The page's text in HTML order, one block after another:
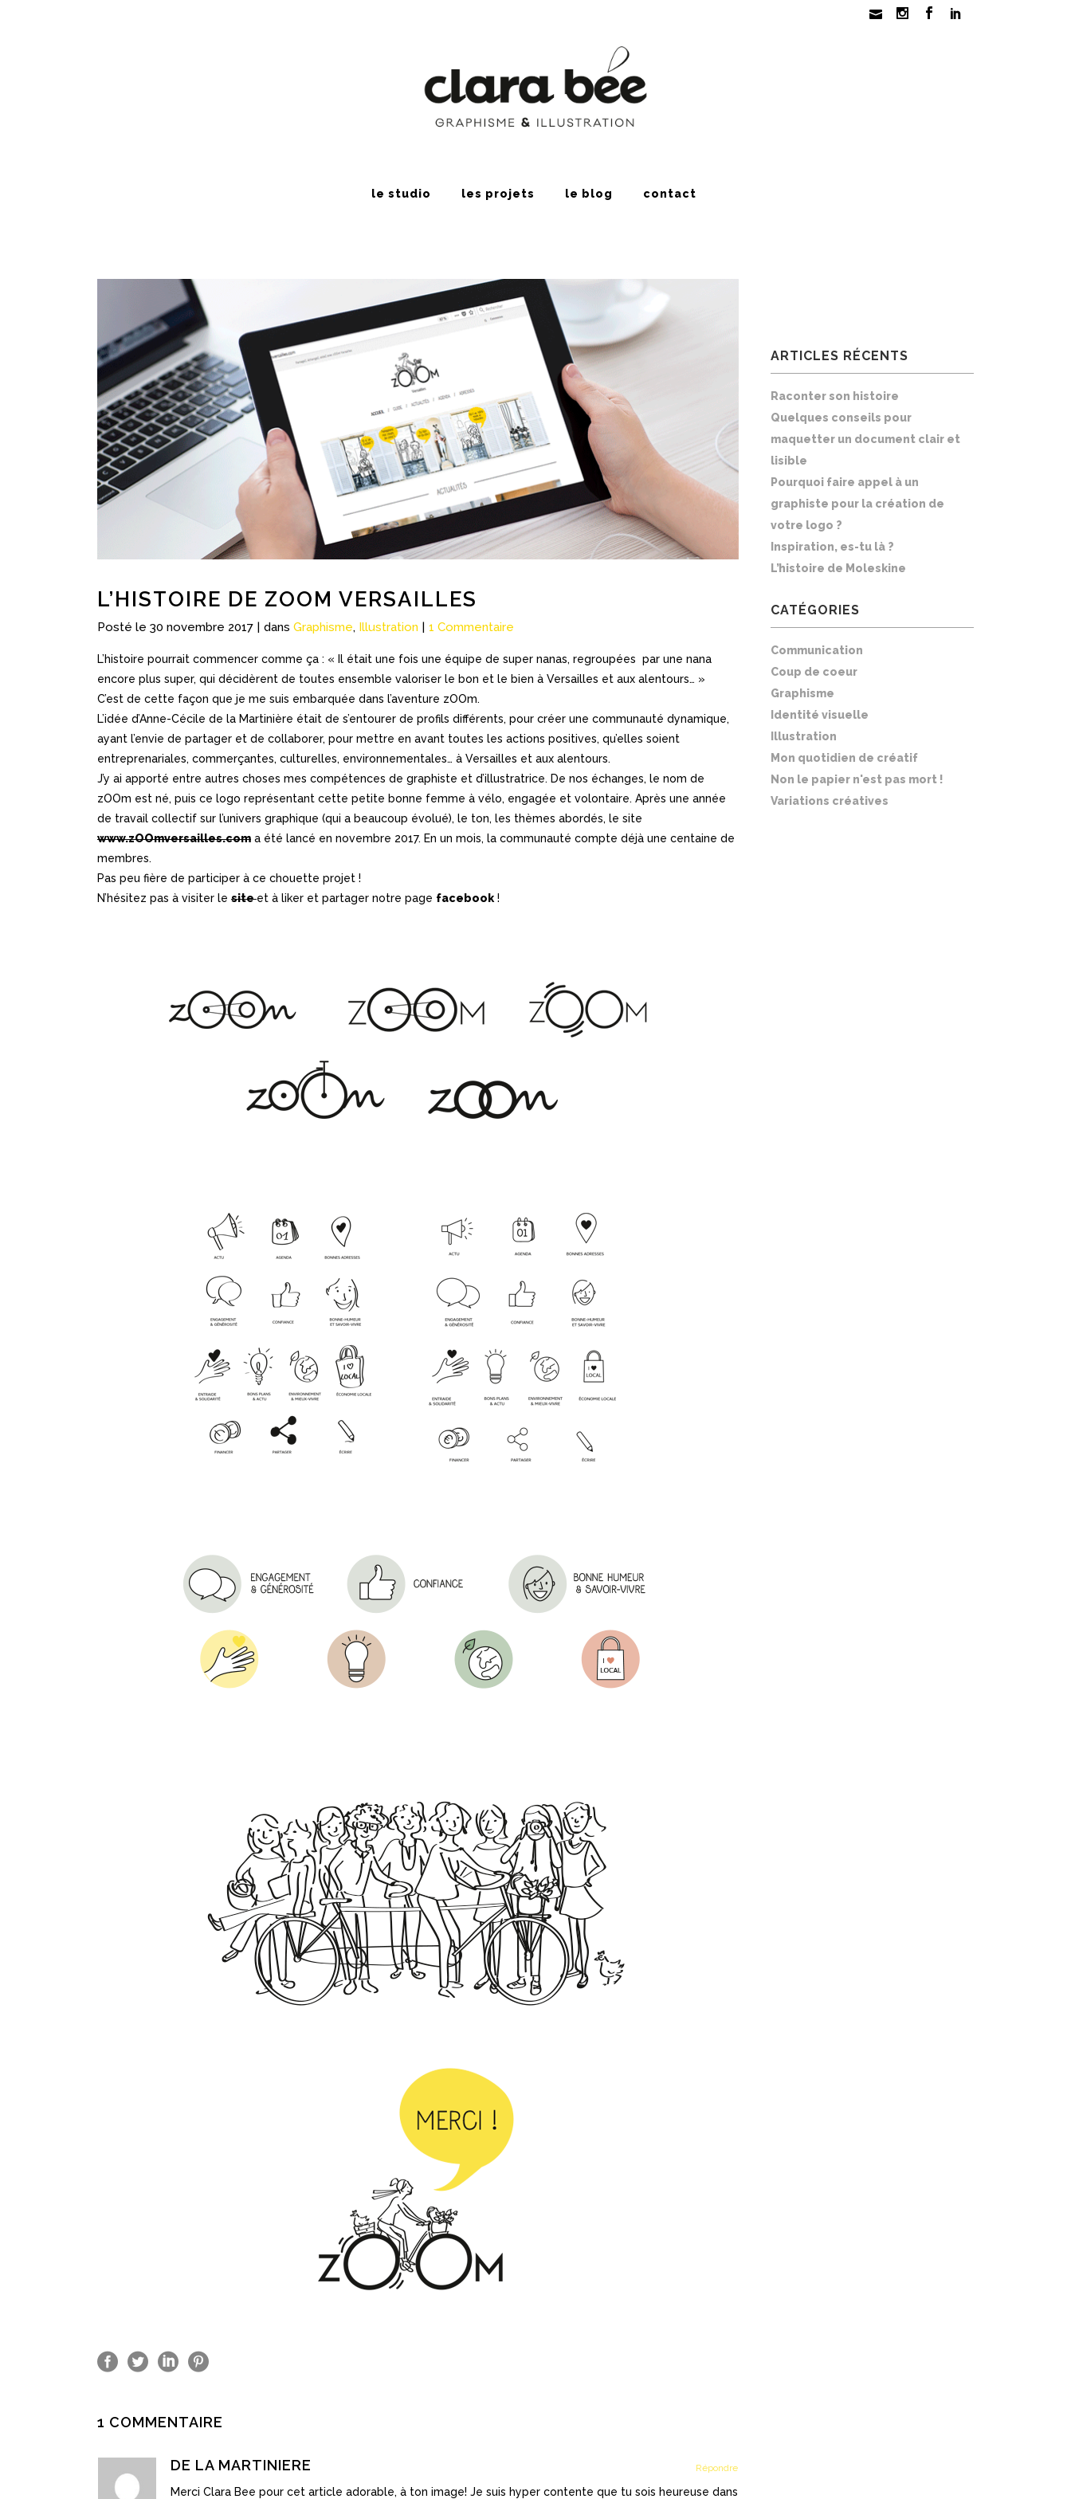
le studio les projets le blog contact
L’HISTOIRE DE ZOOM VERSAILLES
Posté le 30 novembre 2017 dans Graphisme, Illustration 1 Commentaire
L’histoire pourrait commencer comme ça : « Il était une fois une équipe de super nanas, regroupées par une nana
encore plus super, qui décidèrent de toutes ensemble valoriser le bon et le bien à Versailles et aux alentours… »
C’est de cette façon que je me suis embarquée dans l’aventure zOOm.
L’idée d’Anne-Cécile de la Martinière était de s’entourer de profils différents, pour créer une communauté dynamique,
ayant l’envie de partager et de collaborer, pour mettre en avant toutes les actions positives, qu’elles soient
entreprenariales, commerçantes, culturelles, environnementales… à Versailles et aux alentours.
J’y ai apporté entre autres choses mes compétences de graphiste et d’illustratrice. De nos échanges, le nom de
zOOm est né, puis ce logo représentant cette petite bonne femme à vélo, engagée et volontaire. Après une année
de travail collectif sur l’univers graphique (qui a beaucoup évolué), le ton, les thèmes abordés, le site
www.zOOmversailles.com a été lancé en novembre 2017. En un mois, la communauté compte déjà une centaine de
membres.
Pas peu fière de participer à ce chouette projet !
N’hésitez pas à visiter le siteet à liker et partager notre page facebook !
1 COMMENTAIRE
DE LA MARTINIERE Répondre
Merci Clara Bee pour cet article adorable, à ton image! Je suis hyper contente que tu sois heureuse dans
ARTICLES RÉCENTS
Raconter son histoire
Quelques conseils pour
maquetter un document clair et
lisible
Pourquoi faire appel à un
graphiste pour la création de
votre logo ?
Inspiration, es-tu là ?
L’histoire de Moleskine
CATÉGORIES
Communication
Coup de coeur
Graphisme
Identité visuelle
Illustration
Mon quotidien de créatif
Non le papier n'est pas mort !
Variations créatives